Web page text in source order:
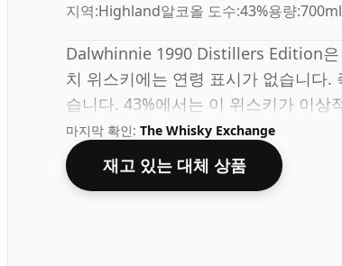
지역:Highland알코올 도수:43%용량:700ml
Dalwhinnie 1990 Distillers Edition
치 위스키에는 연령 표시가 없습니다
습니다. 43%에서는 이 위스키가 이상
될 것입니다. 70cl의 일반 병 크기로 제
마지막 확인: The Whisky Exchange
재고 있는 대체 상품